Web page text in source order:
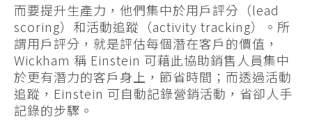
而要提升生產力，他們集中於用戶評分（lead
scoring）和活動追蹤（activity tracking）。所
謂用戶評分，就是評估每個潛在客戶的價值，
Wickham 稱 Einstein 可藉此協助銷售人員集中
於更有潛力的客戶身上，節省時間；而透過活動
追蹤，Einstein 可自動記錄營銷活動，省卻人手
記錄的步驟。